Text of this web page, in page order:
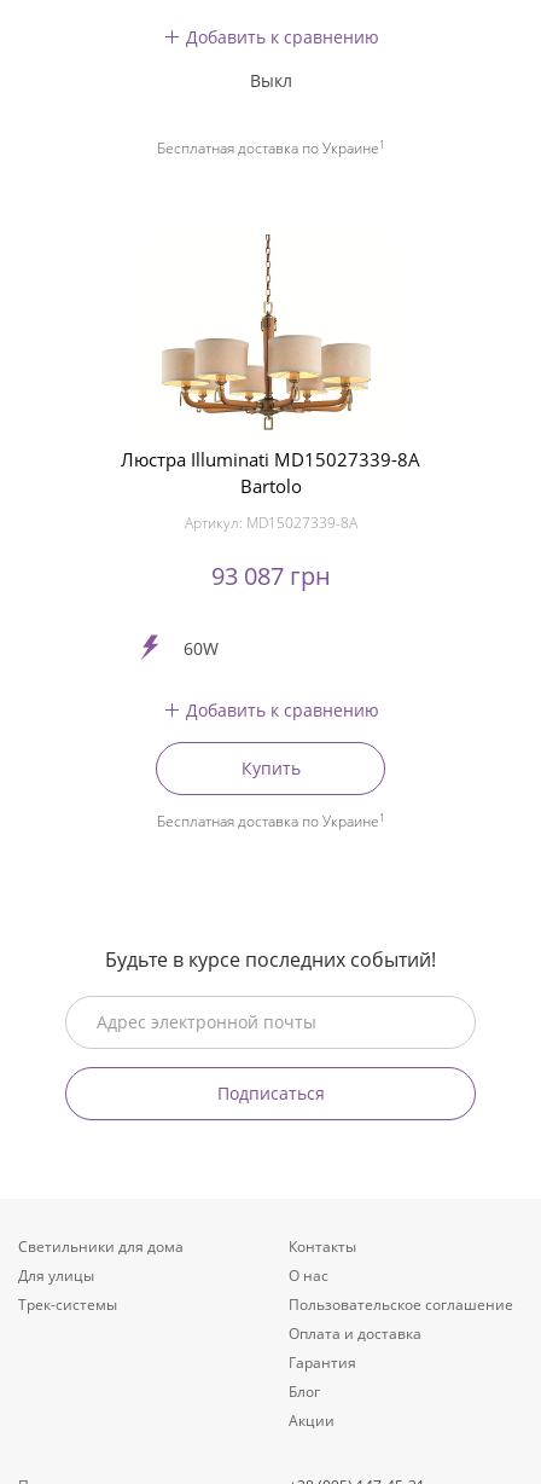
Добавить к сравнению
Выкл
Бесплатная доставка по Украине1
Люстра Illuminati MD15027339-8A
Bartolo
Артикул: MD15027339-8A
93 087 грн
60W
Добавить к сравнению
Купить
Бесплатная доставка по Украине1
Будьте в курсе последних событий!
Подписаться
Светильники для дома
Для улицы
Трек-системы
Контакты
О нас
Пользовательское соглашение
Оплата и доставка
Гарантия
Блог
Акции